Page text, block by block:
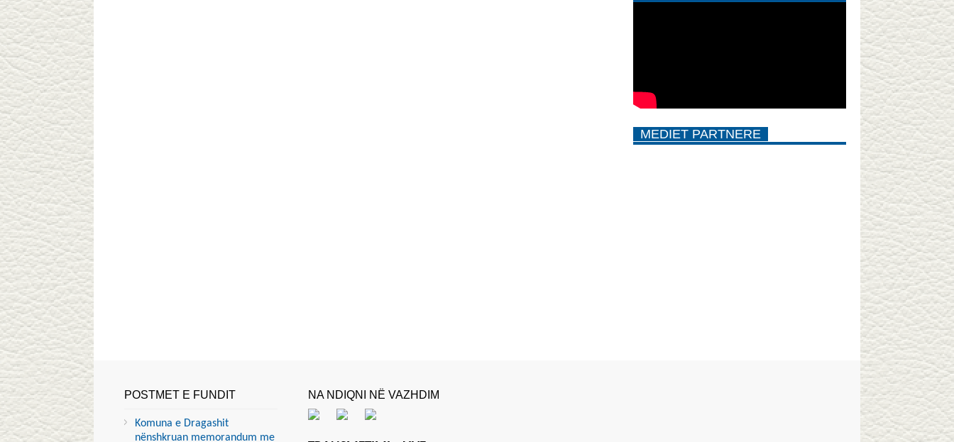
MEDIET PARTNERE
POSTMET E FUNDIT
Komuna e Dragashit
nënshkruan memorandum me
NA NDIQNI NË VAZHDIM